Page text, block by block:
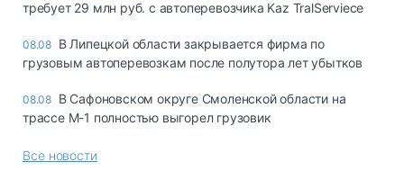
требует 29 млн руб. с автоперевозчика Kaz TralServiece
08.08 В Липецкой области закрывается фирма по
грузовым автоперевозкам после полутора лет убытков
08.08 В Сафоновском округе Смоленской области на
трассе М-1 полностью выгорел грузовик
Все новости